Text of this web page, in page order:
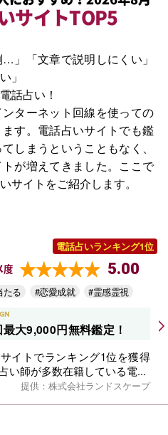
サイトTOP5
」「文章で説明しにくい」
」
話占い！
ターネット回線を使っての
す。電話占いサイトでも鑑
しまうということもなく、
が増えてきました。ここで
サイトをご紹介します。
電話占いランキング1位
度 5.00
たる #恋愛成就 #霊感霊視
大9,000円無料鑑定！
イトでランキング1位を獲得
い師が多数在籍している電...
提供：株式会社ランドスケープ